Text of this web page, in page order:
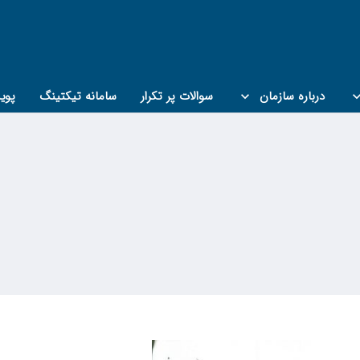
درباره سازمان سوالات پر تکرار سامانه تیکتینگ